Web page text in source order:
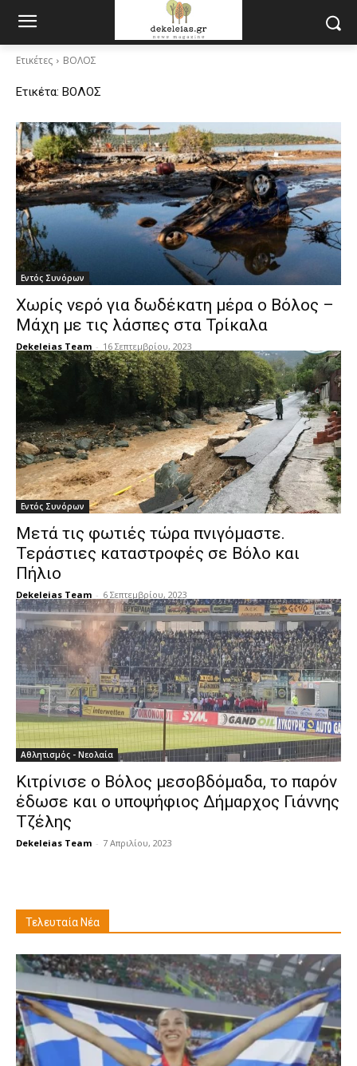
Ετικέτες ΒΟΛΟΣ
Ετικέτα: ΒΟΛΟΣ
Εντός Συνόρων
Χωρίς νερό για δωδέκατη μέρα ο Βόλος –
Μάχη με τις λάσπες στα Τρίκαλα
Dekeleias Team - 16 Σεπτεμβρίου, 2023
Εντός Συνόρων
Μετά τις φωτιές τώρα πνιγόμαστε.
Τεράστιες καταστροφές σε Βόλο και
Πήλιο
Dekeleias Team - 6 Σεπτεμβρίου, 2023
Αθλητισμός - Νεολαία
Κιτρίνισε ο Βόλος μεσοβδόμαδα, το παρόν
έδωσε και ο υποψήφιος Δήμαρχος Γιάννης
Τζέλης
Dekeleias Team - 7 Απριλίου, 2023
Τελευταία Νέα